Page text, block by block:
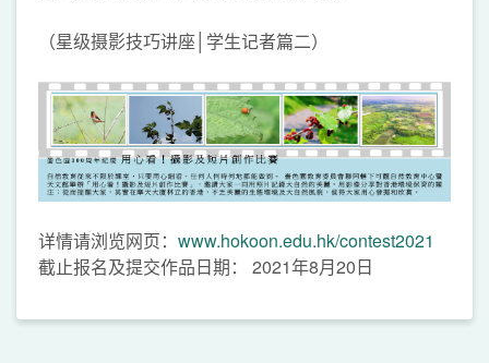
（星级摄影技巧讲座│学生记者篇二）
详情请浏览网页： www.hokoon.edu.hk/contest2021
截止报名及提交作品日期： 2021年8月20日